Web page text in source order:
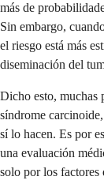
más de
Sin embargo,
el riesgo está más
diseminación del
Dicho esto, muchas
síndrome
sí lo hacen. Es por
una evaluación
solo por los factores